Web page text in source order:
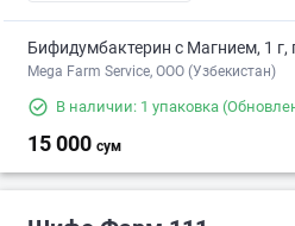
Бифидумбактерин с Магнием, 1
Mega Farm Service, ООО (Узбекистан)
В наличии: 1 упаковка
15 000 сум